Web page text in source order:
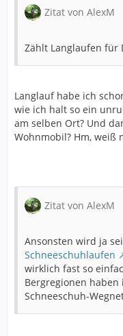
Zitat von AlexM
Zählt Langlaufen für
Langlauf habe ich
wie ich halt so ein
am selben Ort? Und
Wohnmobil? Hm, weiß
Zitat von AlexM
Ansonsten wird ja
Schneeschuhlaufen
wirklich fast so
Bergregionen
Schneeschuh-